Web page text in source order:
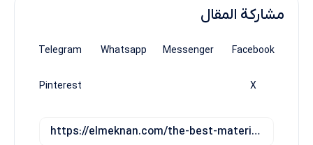
مشاركة المقال
Facebook
Messenger
Whatsapp
Telegram
X
Pinterest